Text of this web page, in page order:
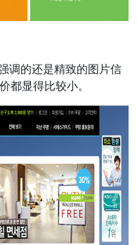
调的还是精致的图片信
都显得比较小。